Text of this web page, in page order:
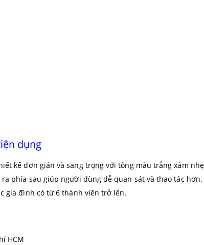
dụng
kế đơn giản và sang trọng với tông màu trắng xám
phía sau giúp người dùng dễ quan sát và thao tác
gia đình có từ 6 thành viên trở lên.
HCM